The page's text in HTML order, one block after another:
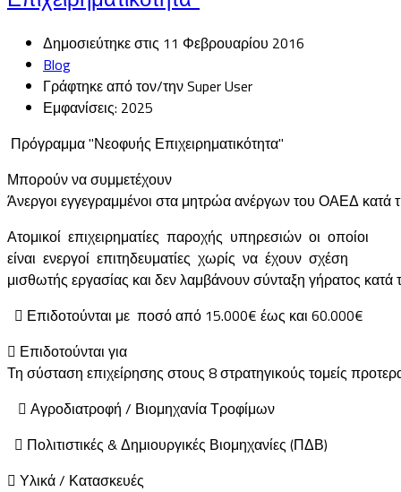
Δημοσιεύτηκε στις 11 Φεβρουαρίου 2016
Blog
Γράφτηκε από τον/την Super User
Εμφανίσεις: 2025
Πρόγραμμα "Νεοφυής Επιχειρηματικότητα"
Μπορούν να συμμετέχουν
Άνεργοι εγγεγραμμένοι στα μητρώα ανέργων του ΟΑΕΔ κατά
Ατομικοί επιχειρηματίες παροχής υπηρεσιών οι οποίοι
είναι ενεργοί επιτηδευματίες χωρίς να έχουν σχέση
μισθωτής εργασίας και δεν λαμβάνουν σύνταξη γήρατος
 Επιδοτούνται με ποσό από 15.000€ έως και 60.000€
 Επιδοτούνται για
Τη σύσταση επιχείρησης στους 8 στρατηγικούς τομείς
 Αγροδιατροφή / Βιομηχανία Τροφίμων
 Πολιτιστικές & Δημιουργικές Βιομηχανίες (ΠΔΒ)
 Υλικά / Κατασκευές